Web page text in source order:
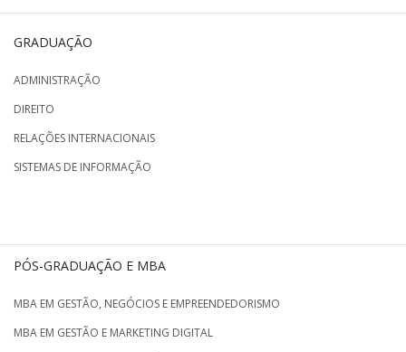
GRADUAÇÃO
ADMINISTRAÇÃO
DIREITO
RELAÇÕES INTERNACIONAIS
SISTEMAS DE INFORMAÇÃO
PÓS-GRADUAÇÃO E MBA
MBA EM GESTÃO, NEGÓCIOS E EMPREENDEDORISMO
MBA EM GESTÃO E MARKETING DIGITAL